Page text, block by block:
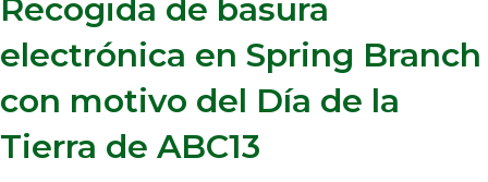
Recogida de basura
electrónica en Spring Branch
con motivo del Día de la
Tierra de ABC13